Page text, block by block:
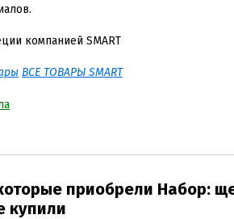
компанией SMART
ВСЕ ТОВАРЫ SMART
приобрели Набор:
купили